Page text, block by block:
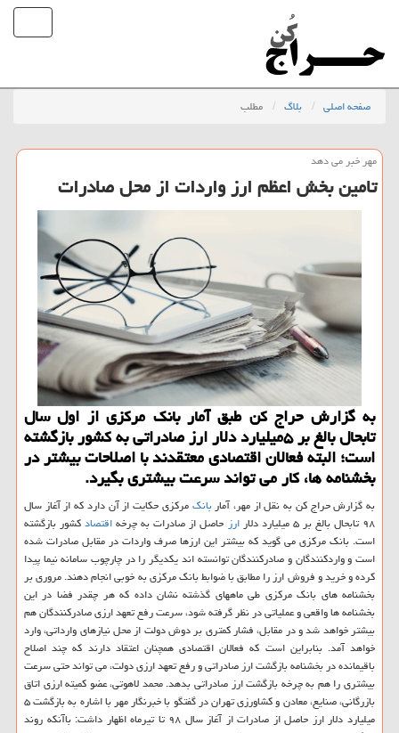
صفحه اصلی بلاگ مطلب
مهر خبر می دهد
تامین بخش اعظم ارز واردات از محل صادرات
به گزارش حراج كن طبق آمار بانك مركزی از اول سال
تابحال بالغ بر ۵میلیارد دلار ارز صادراتی به كشور بازگشته
است؛ البته فعالان اقتصادی معتقدند با اصلاحات بیشتر در
بخشنامه ها، كار می تواند سرعت بیشتری بگیرد.
به گزارش حراج كن به نقل از مهر، آماربانكمركزی حكایت از آن دارد كه از آغاز سال
۹۸ تابحال بالغ بر ۵ میلیارد دلار
ارز حاصل از صادرات به چرخهاقتصادكشور بازگشته
است. بانك مركزی می گوید كه بیشتر این ارزها صرف واردات در مقابل صادرات شده
است و واردكنندگان و صادركنندگان توانسته اند یكدیگر را در چارچوب سامانه نیما پیدا
كرده و خرید و فروش ارز را مطابق با ضوابط بانك مركزی به خوبی انجام دهند. مروری بر
بخشنامه های بانك مركزی طی ماههای گذشته نشان داده كه هر چقدر فضا در این
بخشنامه ها واقعی و عملیاتی در نظر گرفته شود، سرعت رفع تعهد ارزی صادركنندگان هم
بیشتر خواهد شد و در مقابل، فشار كمتری بر دوش دولت از محل نیازهای وارداتی، وارد
خواهد آمد. بنابراین است كه فعالان اقتصادی همچنان اعتقاد دارند كه چند اصلاح
باقیمانده در بخشنامه بازگشت ارز صادراتی و رفع تعهد ارزی دولت، می تواند حتی سرعت
بیشتری را هم به چرخه بازگشت ارز صادراتی بدهد. محمد لاهوتی، عضو كمیته ارزی اتاق
بازرگانی، صنایع، معادن و كشاورزی تهران در گفتگو با خبرنگار مهر با اشاره به بازگشت ۵
میلیارد دلار ارز حاصل از صادرات از آغاز سال ۹۸ تا تیرماه اظهار داشت: باآنكه روند